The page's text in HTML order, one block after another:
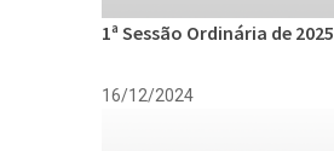
1ª Sessão Ordinária de 2025
16/12/2024